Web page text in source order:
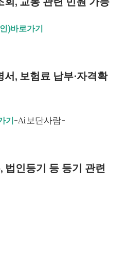
)바로가기
, 보험료 납부∙자격확
기-Ai보단사람-
법인등기 등 등기 관련